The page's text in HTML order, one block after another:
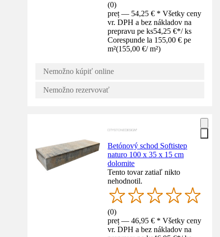
(0)
preț — 54,25 € * Všetky ceny
vr. DPH a bez nákladov na
prepravu pe ks54,25 €*/ ks
Corespunde la 155,00 € pe
m²(155,00 €/ m²)
Nemožno kúpiť online
Nemožno rezervovať
Betónový schod Softistep
naturo 100 x 35 x 15 cm
dolomite
Tento tovar zatiaľ nikto
nehodnotil.
(0)
preț — 46,95 € * Všetky ceny
vr. DPH a bez nákladov na